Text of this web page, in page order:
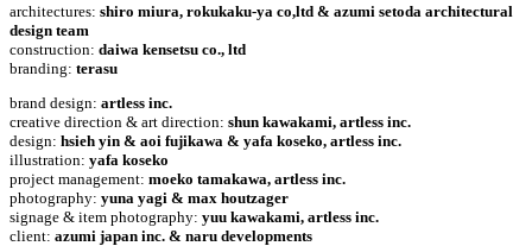
architectures: shiro miura, rokukaku-ya co,ltd & azumi setoda architectural
design team
construction: daiwa kensetsu co., ltd
branding: terasu
brand design: artless inc.
creative direction & art direction: shun kawakami, artless inc.
design: hsieh yin & aoi fujikawa & yafa koseko, artless inc.
illustration: yafa koseko
project management: moeko tamakawa, artless inc.
photography: yuna yagi & max houtzager
signage & item photography: yuu kawakami, artless inc.
client: azumi japan inc. & naru developments